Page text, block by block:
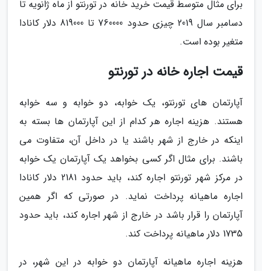
برای مثال متوسط قیمت خرید خانه در تورنتو از ماه ژانویه تا
دسامبر سال 2019 چیزی حدود 760000 تا 819000 دلار کانادا
متغیر بوده است.
قیمت اجاره خانه در تورنتو
آپارتمان های تورنتو، یک خوابه، دو خوابه و سه خوابه
هستند. هزینه اجاره هر کدام از این آپارتمان ها بسته به
اینکه در خارج از شهر باشند یا در داخل آن، متفاوت می
باشند. برای مثال اگر کسی بخواهد یک آپارتمان یک خوابه
در مرکز شهر تورنتو اجاره کند، باید حدود 2181 دلار کانادا
اجاره ماهیانه پرداخت نماید. در صورتی که اگر همین
آپارتمان را قرار باشد در خارج از شهر اجاره کند، باید حدود
1735 دلار ماهیانه پرداخت کند.
هزینه اجاره ماهیانه آپارتمان دو خوابه در این شهر، در